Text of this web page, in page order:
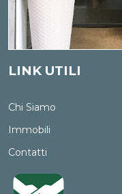
LINK UTILI
Chi Siamo
Immobili
Contatti